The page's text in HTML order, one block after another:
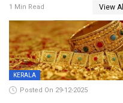
പരിക്ക്; പാളം മറികടന്ന
യുവാവ് ട്രെയിന്‍ തട്ടി മരിച്ചു
1 Min Read View All
KERALA
Posted On 29-12-2025